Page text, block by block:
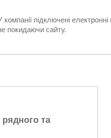
компанії підключені
покидаючи сайту.
та